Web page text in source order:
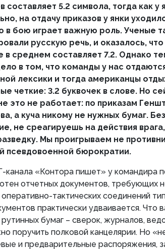
составляет 5.2 символа, тогда как у
на отдачу приказов у янки
в бою играет важную роль. Ученые
русскую речь, и оказалось,
в среднем составляет 7.2. Однако
в том, что команды у нас
лексики и тогда американцы
четкие: 3.2 буквочек в слове. Но
это не работает: по приказам
а куча никому не нужных бумаг.
не среагируешь на действия
Мы проигрываем не
псевдовоенной бюрократии.
канала «Контора пишет» у командира
отчетных документов, требующих
тактических соединений
практически удваивается. Что
бумаг – сверок, журналов,
поручить полковой канцелярии. Но
и предварительные распоряжения,